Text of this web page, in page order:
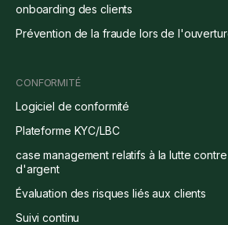
onboarding des clients
Prévention de la fraude lors de
CONFORMITÉ
Logiciel de conformité
Plateforme KYC/LBC
case management relatifs à la lutte
d'argent
Évaluation des risques liés aux clients
Suivi continu